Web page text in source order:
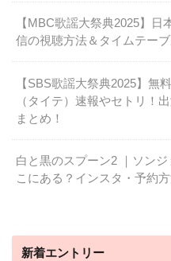
【MBC歌謡大祭典2025】
信の視聴方法＆タイムテー
【SBS歌謡大祭典2025】無
（タイテ）速報やセトリ！
まとめ！
白と黒のスプーン2 ｜ソン
こにある？インスタ・予約
新着エントリー